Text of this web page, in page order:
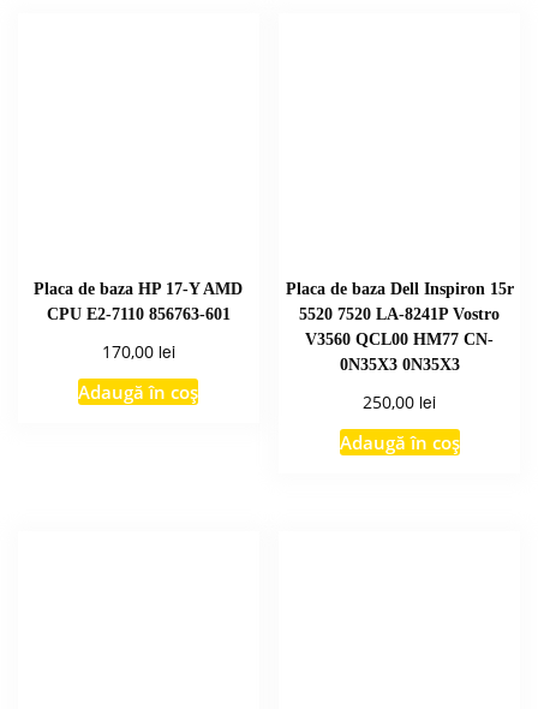
Placa de baza HP 17-Y AMD
CPU E2-7110 856763-601
170,00 lei
Adaugă în coș
Placa de baza Dell Inspiron 15r
5520 7520 LA-8241P Vostro
V3560 QCL00 HM77 CN-
0N35X3 0N35X3
250,00 lei
Adaugă în coș